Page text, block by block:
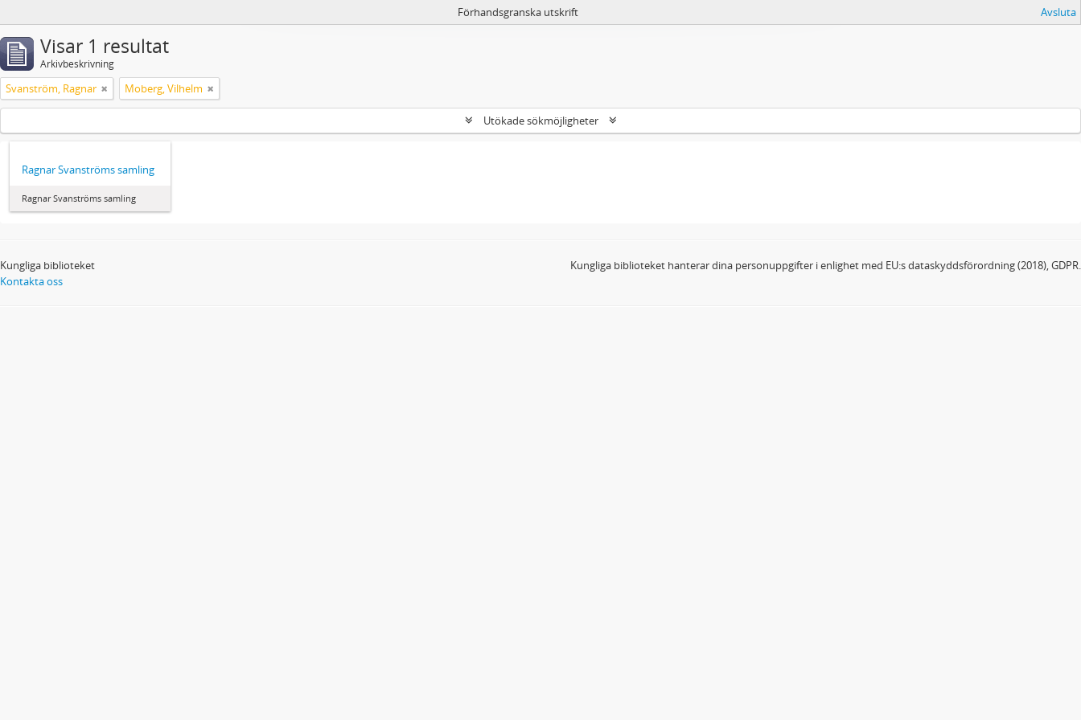
Förhandsgranska utskrift Avsluta
Visar 1 resultat
Arkivbeskrivning
Svanström, Ragnar Moberg, Vilhelm
Utökade sökmöjligheter
Ragnar Svanströms samling
Ragnar Svanströms samling
Kungliga biblioteket
Kontakta oss
Kungliga biblioteket hanterar dina personuppgifter i enlighet med EU:s dataskyddsförordning (2018), GDPR.